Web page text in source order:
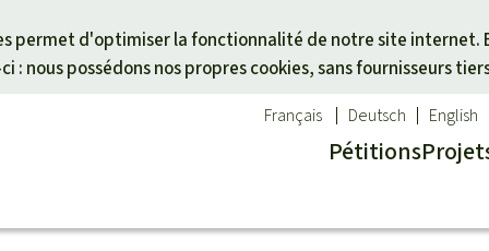
permet d'optimiser la fonctionnalité de notre site internet.
: nous possédons nos propres cookies, sans fournisseurs
Pétitions
Français Deutsch English